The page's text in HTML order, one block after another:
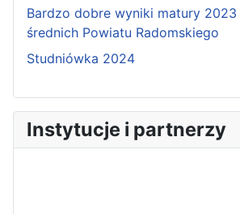
Bardzo dobre wyniki matury 2023
średnich Powiatu Radomskiego
Studniówka 2024
Instytucje i partnerzy